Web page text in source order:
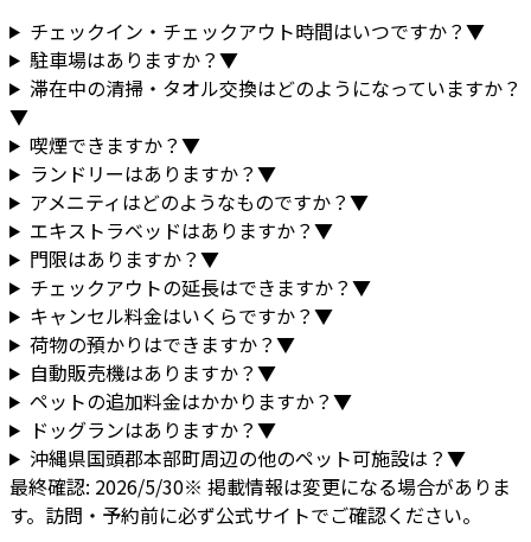
チェックイン・チェックアウト時間はいつですか？▼
駐車場はありますか？▼
滞在中の清掃・タオル交換はどのようになっていますか？
▼
喫煙できますか？▼
ランドリーはありますか？▼
アメニティはどのようなものですか？▼
エキストラベッドはありますか？▼
門限はありますか？▼
チェックアウトの延長はできますか？▼
キャンセル料金はいくらですか？▼
荷物の預かりはできますか？▼
自動販売機はありますか？▼
ペットの追加料金はかかりますか？▼
ドッグランはありますか？▼
沖縄県国頭郡本部町周辺の他のペット可施設は？▼
最終確認: 2026/5/30※ 掲載情報は変更になる場合がありま
す。訪問・予約前に必ず公式サイトでご確認ください。